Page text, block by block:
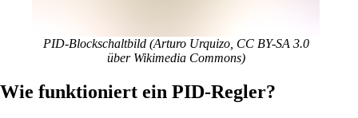
PID-Blockschaltbild (Arturo Urquizo, CC BY-SA 3.0
über Wikimedia Commons)
Wie funktioniert ein PID-Regler?